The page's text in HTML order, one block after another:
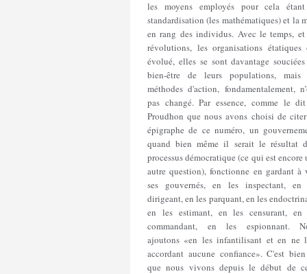
les moyens employés pour cela
standardisation (les mathématiques) et la
en rang des individus. Avec le temps, et
révolutions, les organisations étatiques
évolué, elles se sont davantage
bien-être de leurs populations, mais
méthodes d'action, fondamentalement,
pas changé. Par essence, comme le
Proudhon que nous avons choisi de
épigraphe de ce numéro, un
quand bien même il serait le résultat
processus démocratique (ce qui est encore
autre question), fonctionne en gardant à
ses gouvernés, en les inspectant, en
dirigeant, en les parquant, en les
en les estimant, en les censurant, en
commandant, en les espionnant.
ajoutons «en les infantilisant et en ne
accordant aucune confiance». C'est
que nous vivons depuis le début de